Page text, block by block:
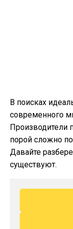
В поисках
современного
Производители
порой сложно
Давайте
существуют.